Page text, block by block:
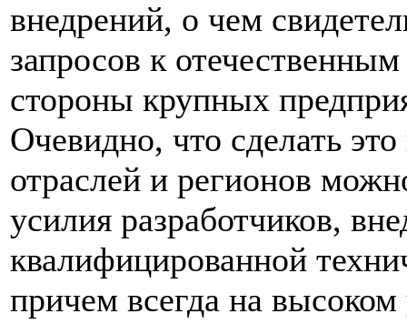
внедрений, о чем
запросов к
стороны крупных
Очевидно, что сделать
отраслей и регионов
усилия разработчиков,
квалифицированной
причем всегда на высоком